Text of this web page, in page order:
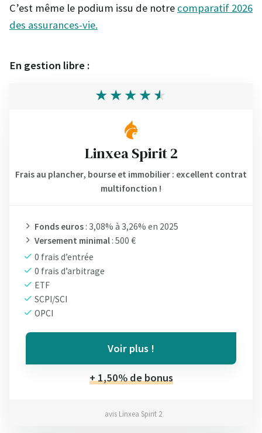
C’est même le podium issu de notre comparatif 2026
des assurances-vie.
En gestion libre :
Linxea Spirit 2
Frais au plancher, bourse et immobilier : excellent contrat
multifonction !
Fonds euros : 3,08% à 3,26% en 2025
Versement minimal : 500 €
0 frais d’entrée
0 frais d’arbitrage
ETF
SCPI/SCI
OPCI
Voir plus !
+ 1,50% de bonus
avis Linxea Spirit 2